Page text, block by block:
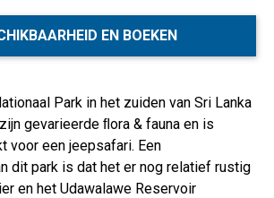
EN BOEKEN
Park in het zuiden van Sri Lanka
gevarieerde ﬂora & fauna en is
voor een jeepsafari. Een
dit park is dat het er nog relatief rustig
en het Udawalawe Reservoir